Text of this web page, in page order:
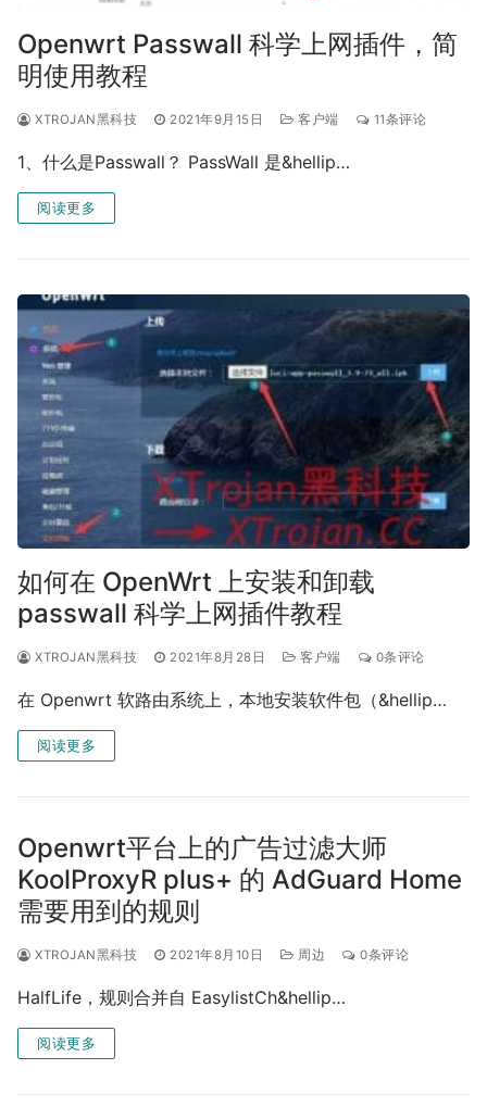
Openwrt Passwall 科学上网插件，简
明使用教程
XTROJAN黑科技 2021年9月15日 客户端 11条评论
1、什么是Passwall？ PassWall 是&hellip…
阅读更多
如何在 OpenWrt 上安装和卸载
passwall 科学上网插件教程
XTROJAN黑科技 2021年8月28日 客户端 0条评论
在 Openwrt 软路由系统上，本地安装软件包（&hellip…
阅读更多
Openwrt平台上的广告过滤大师
KoolProxyR plus+ 的 AdGuard Home
需要用到的规则
XTROJAN黑科技 2021年8月10日 周边 0条评论
HalfLife，规则合并自 EasylistCh&hellip…
阅读更多